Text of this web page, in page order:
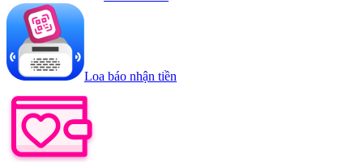
Loa báo nhận tiền